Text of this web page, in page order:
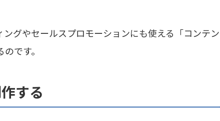
グやセールスプロモーションにも使える「コンテン
です。
する